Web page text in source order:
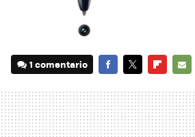
1 comentario
MAIL